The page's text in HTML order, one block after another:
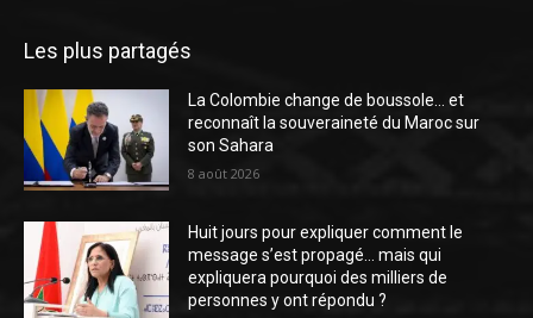
Les plus partagés
La Colombie change de boussole… et
reconnaît la souveraineté du Maroc sur
son Sahara
8 août 2026
Huit jours pour expliquer comment le
message s’est propagé… mais qui
expliquera pourquoi des milliers de
personnes y ont répondu ?